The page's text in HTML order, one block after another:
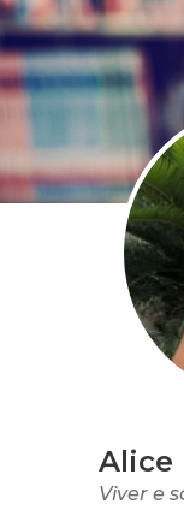
Alice
Viver e